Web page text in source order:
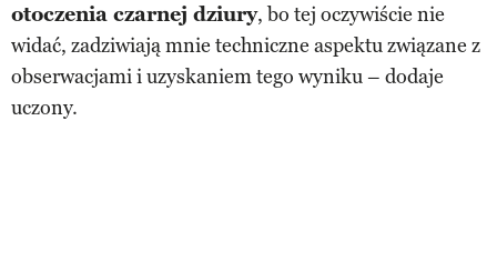
otoczenia czarnej dziury, bo tej oczywiście nie
widać, zadziwiają mnie techniczne aspektu związane z
obserwacjami i uzyskaniem tego wyniku – dodaje
uczony.